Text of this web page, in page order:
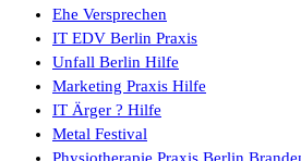
Ehe Versprechen
IT EDV Berlin Praxis
Unfall Berlin Hilfe
Marketing Praxis Hilfe
IT Ärger ? Hilfe
Metal Festival